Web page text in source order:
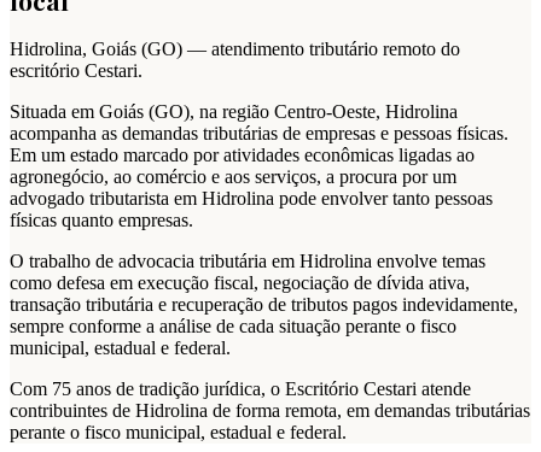
Hidrolina, Goiás (GO) — atendimento tributário remoto do
escritório Cestari.
Situada em Goiás (GO), na região Centro-Oeste, Hidrolina
acompanha as demandas tributárias de empresas e pessoas físicas.
Em um estado marcado por atividades econômicas ligadas ao
agronegócio, ao comércio e aos serviços, a procura por um
advogado tributarista em Hidrolina pode envolver tanto pessoas
físicas quanto empresas.
O trabalho de advocacia tributária em Hidrolina envolve temas
como defesa em execução fiscal, negociação de dívida ativa,
transação tributária e recuperação de tributos pagos indevidamente,
sempre conforme a análise de cada situação perante o fisco
municipal, estadual e federal.
Com 75 anos de tradição jurídica, o Escritório Cestari atende
contribuintes de Hidrolina de forma remota, em demandas tributárias
perante o fisco municipal, estadual e federal.